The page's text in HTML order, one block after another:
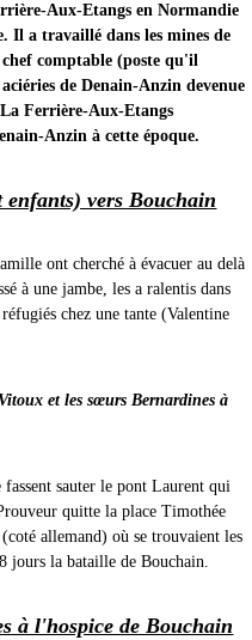
Aux-Etangs en Normandie
Il a travaillé dans les mines de
comptable (poste qu'il
de Denain-Anzin devenue
Ferrière-Aux-Etangs
Anzin à cette époque.
vers Bouchain
ont cherché à évacuer au delà
à une jambe, les a ralentis dans
chez une tante (Valentine
et les sœurs Bernardines à
sauter le pont Laurent qui
quitte la place Timothée
allemand) où se trouvaient les
jours la bataille de Bouchain.
à l'hospice de Bouchain